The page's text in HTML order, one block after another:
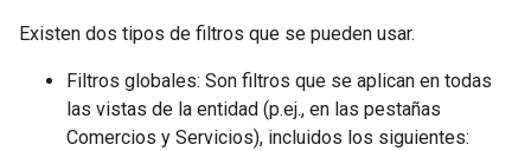
Existen dos tipos de filtros que se pueden usar.
Filtros globales: Son filtros que se aplican en todas
las vistas de la entidad (p.ej., en las pestañas
Comercios y Servicios), incluidos los siguientes: